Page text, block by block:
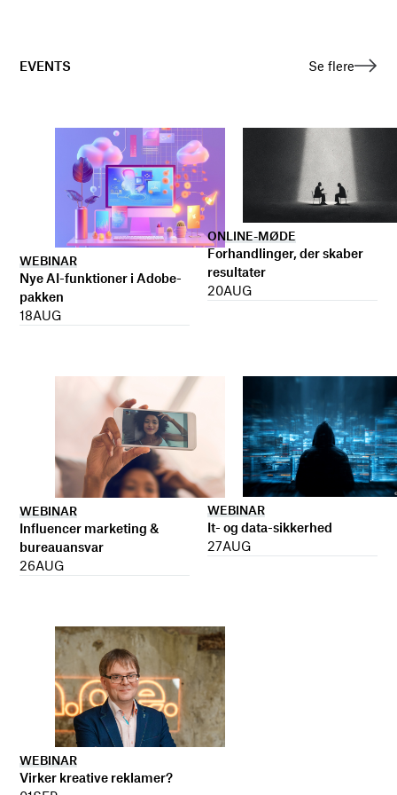
EVENTS Se flere
WEBINAR
Nye AI-funktioner i Adobe-
pakken
18AUG
ONLINE-MØDE
Forhandlinger, der skaber
resultater
20AUG
WEBINAR
Influencer marketing &
bureauansvar
26AUG
WEBINAR
It- og data-sikkerhed
27AUG
WEBINAR
Virker kreative reklamer?